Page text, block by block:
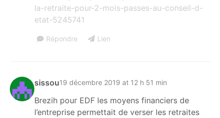
la-retraite-pour-2-mois-passes-au-conseil-d-
etat-5245741
Répondre Lien
sissou19 décembre 2019 at 12 h 51 min
Brezih pour EDF les moyens financiers de
l’entreprise permettait de verser les retraites